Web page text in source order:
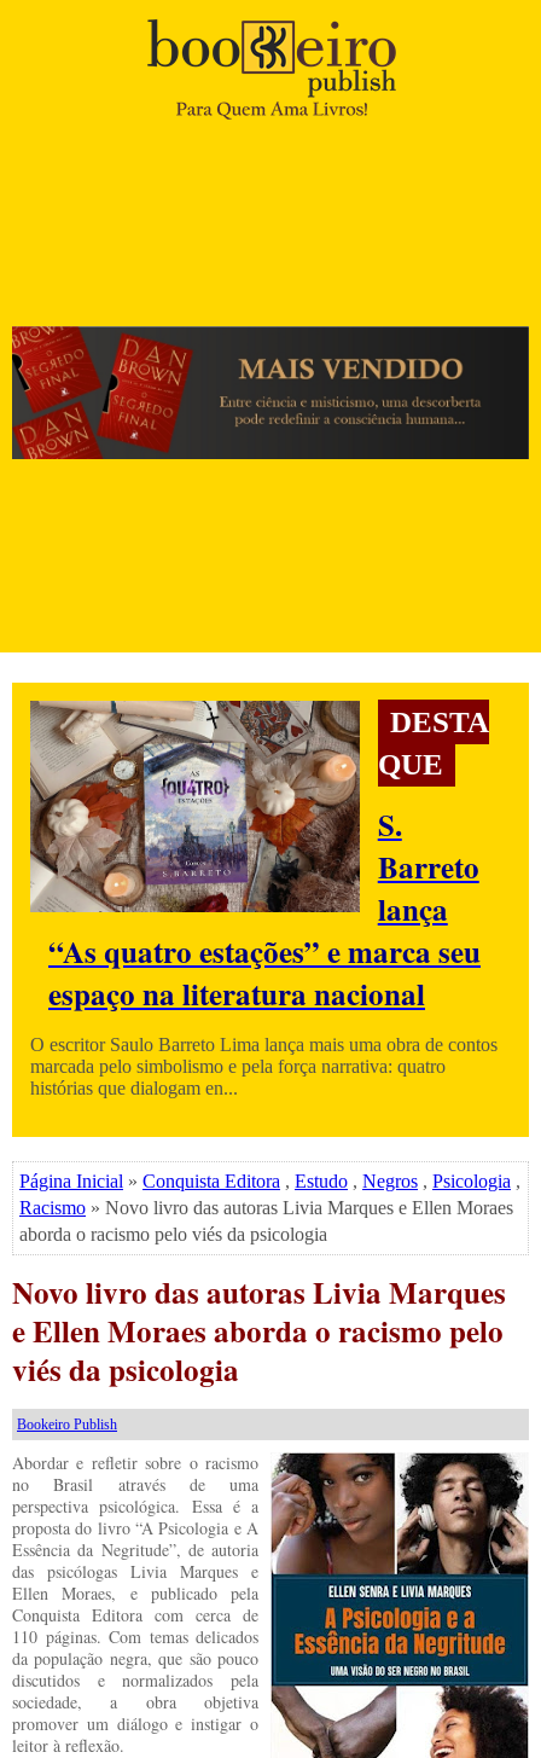
DESTA
QUE
S.
Barreto
lança
“As quatro estações” e marca seu
espaço na literatura nacional
O escritor Saulo Barreto Lima lança mais uma obra de contos
marcada pelo simbolismo e pela força narrativa: quatro
histórias que dialogam en...
Página Inicial » Conquista Editora , Estudo , Negros , Psicologia ,
Racismo » Novo livro das autoras Livia Marques e Ellen Moraes
aborda o racismo pelo viés da psicologia
Novo livro das autoras Livia Marques
e Ellen Moraes aborda o racismo pelo
viés da psicologia
Bookeiro Publish
Abordar e refletir sobre o racismo
no Brasil através de uma
perspectiva psicológica. Essa é a
proposta do livro “A Psicologia e A
Essência da Negritude”, de autoria
das psicólogas Livia Marques e
Ellen Moraes, e publicado pela
Conquista Editora com cerca de
110 páginas. Com temas delicados
da população negra, que são pouco
discutidos e normalizados pela
sociedade, a obra objetiva
promover um diálogo e instigar o
leitor à reflexão.